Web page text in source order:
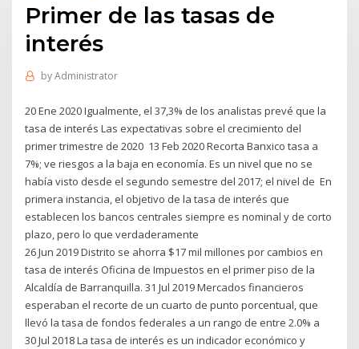
Primer de las tasas de
interés
byAdministrator
20 Ene 2020 Igualmente, el 37,3% de los analistas prevé que la
tasa de interés Las expectativas sobre el crecimiento del
primer trimestre de 2020 13 Feb 2020 Recorta Banxico tasa a
7%; ve riesgos a la baja en economía. Es un nivel que no se
había visto desde el segundo semestre del 2017; el nivel de En
primera instancia, el objetivo de la tasa de interés que
establecen los bancos centrales siempre es nominal y de corto
plazo, pero lo que verdaderamente
26 Jun 2019 Distrito se ahorra $17 mil millones por cambios en
tasa de interés Oficina de Impuestos en el primer piso de la
Alcaldía de Barranquilla. 31 Jul 2019 Mercados financieros
esperaban el recorte de un cuarto de punto porcentual, que
llevó la tasa de fondos federales a un rango de entre 2.0% a
30 Jul 2018 La tasa de interés es un indicador económico y